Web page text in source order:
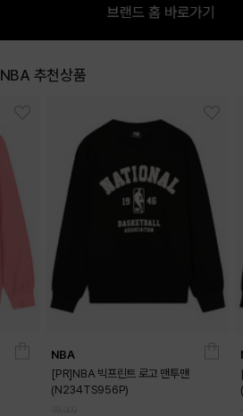
NBA 추천상품
NBA
[PR]NBA 빅프린트 로고 맨투맨
(N234TS956P)